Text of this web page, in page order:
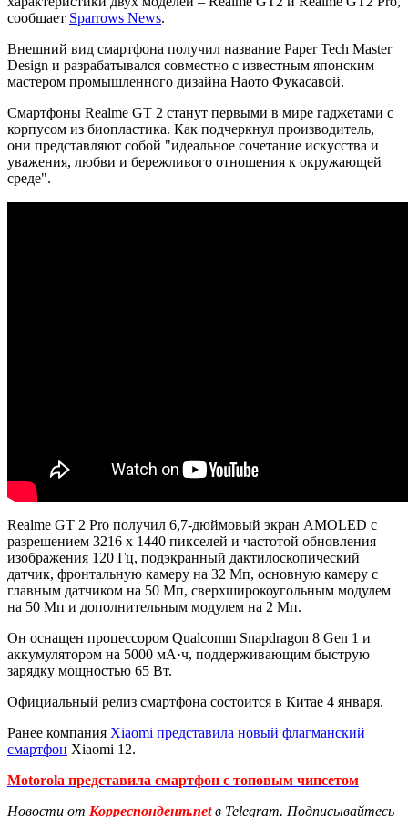
сообщает Sparrows News.
Внешний вид смартфона получил название Paper Tech Master
Design и разрабатывался совместно с известным японским
мастером промышленного дизайна Наото Фукасавой.
Смартфоны Realme GT 2 станут первыми в мире гаджетами с
корпусом из биопластика. Как подчеркнул производитель,
они представляют собой "идеальное сочетание искусства и
уважения, любви и бережливого отношения к окружающей
среде".
Realme GT 2 Pro получил 6,7-дюймовый экран AMOLED с
разрешением 3216 х 1440 пикселей и частотой обновления
изображения 120 Гц, подэкранный дактилоскопический
датчик, фронтальную камеру на 32 Мп, основную камеру с
главным датчиком на 50 Мп, сверхширокоугольным модулем
на 50 Мп и дополнительным модулем на 2 Мп.
Он оснащен процессором Qualcomm Snapdragon 8 Gen 1 и
аккумулятором на 5000 мА·ч, поддерживающим быструю
зарядку мощностью 65 Вт.
Официальный релиз смартфона состоится в Китае 4 января.
Ранее компания Xiaomi представила новый флагманский
смартфон Xiaomi 12.
Motorola представила смартфон с топовым чипсетом
Новости от Корреспондент.netв Telegram. Подписывайтесь